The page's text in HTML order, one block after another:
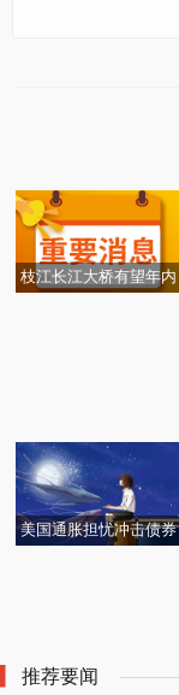
枝江长江大桥有望年内
美国通胀担忧冲击债券
推荐要闻